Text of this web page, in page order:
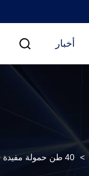
أخبار
> 40 طن حمولة مفيدة 30 قدم العنق العضلي العظام شبه مقطورة لتسليم الحاويات الثقيلة